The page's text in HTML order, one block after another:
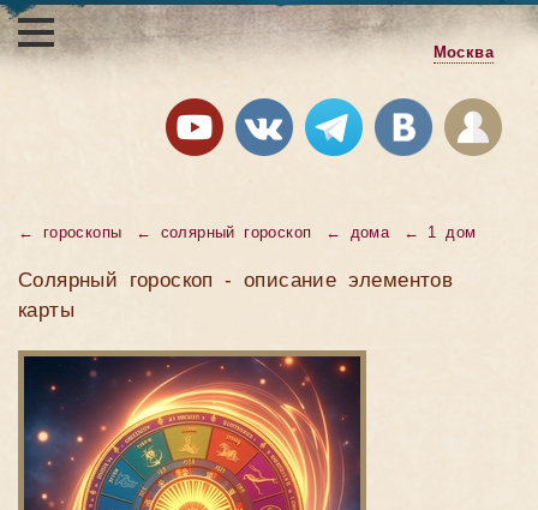
Москва
← гороскопы ← солярный гороскоп ← дома ← 1 дом
Солярный гороскоп - описание элементов
карты